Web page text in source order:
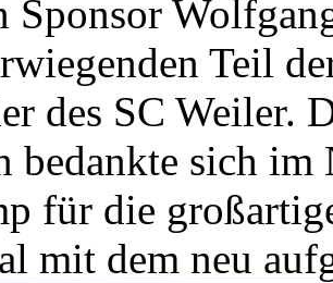
Sponsor
Teil
des SC Weiler.
bedankte sich im
für die
mit dem neu